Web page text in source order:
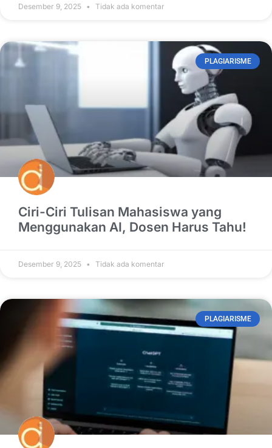
Desember 9, 2025 Tidak ada komentar
PLAGIARISME
Ciri-Ciri Tulisan Mahasiswa yang
Menggunakan AI, Dosen Harus Tahu!
Desember 9, 2025 Tidak ada komentar
PLAGIARISME